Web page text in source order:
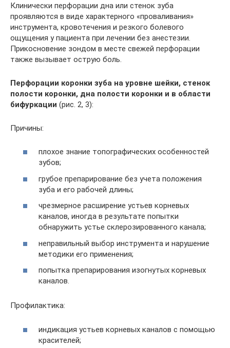
Клинически перфорации дна или стенок зуба
проявляются в виде характерного «проваливания»
инструмента, кровотечения и резкого болевого
ощущения у пациента при лечении без анестезии.
Прикосновение зондом в месте свежей перфорации
также вызывает острую боль.
Перфорации коронки зуба на уровне шейки, стенок
полости коронки, дна полости коронки и в области
бифуркации (рис. 2, 3):
Причины:
плохое знание топографических особенностей
зубов;
грубое препарирование без учета положения
зуба и его рабочей длины;
чрезмерное расширение устьев корневых
каналов, иногда в результате попытки
обнаружить устье склерозированного канала;
неправильный выбор инструмента и нарушение
методики его применения;
попытка препарирования изогнутых корневых
каналов.
Профилактика:
индикация устьев корневых каналов с помощью
красителей;